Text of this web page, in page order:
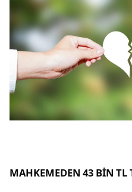
MAHKEMEDEN 43 BİN TL